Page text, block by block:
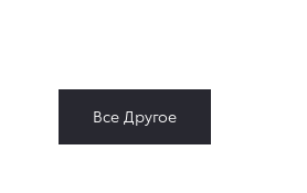
Все Другое